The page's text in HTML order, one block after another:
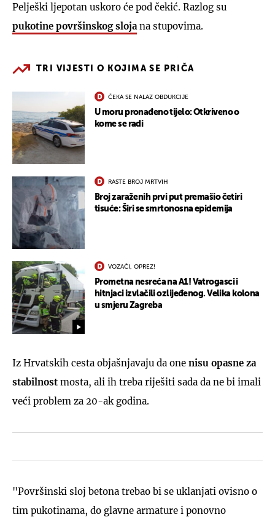
Pelješki ljepotan uskoro će pod čekić. Razlog su
pukotine površinskog sloja na stupovima.
TRI VIJESTI O KOJIMA SE PRIČA
ČEKA SE NALAZ OBDUKCIJE
U moru pronađeno tijelo: Otkriveno o
kome se radi
RASTE BROJ MRTVIH
Broj zaraženih prvi put premašio četiri
tisuće: Širi se smrtonosna epidemija
VOZAČI, OPREZ!
Prometna nesreća na A1! Vatrogasci i
hitnjaci izvlačili ozlijeđenog. Velika kolona
u smjeru Zagreba
Iz Hrvatskih cesta objašnjavaju da one nisu opasne za
stabilnost mosta, ali ih treba riješiti sada da ne bi imali
veći problem za 20-ak godina.
"Površinski sloj betona trebao bi se uklanjati ovisno o
tim pukotinama, do glavne armature i ponovno